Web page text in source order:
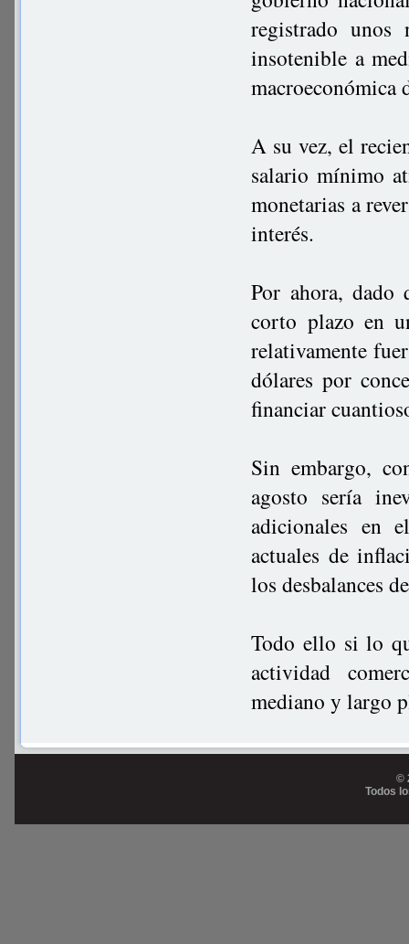
registrado
insotenible a
macroeconómica
A su vez, el
salario mínimo
monetarias a
interés.
Por ahora, dado
corto plazo en
relativamente
dólares por
financiar
Sin embargo,
agosto sería
adicionales en
actuales de
los desbalances
Todo ello si lo
actividad
mediano y largo
©
Todos